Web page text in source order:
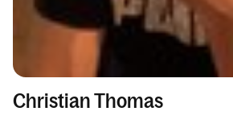
Christian Thomas